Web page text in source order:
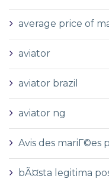
average price of
aviator
aviator brazil
aviator ng
Avis des mariГ©es
bÃ¤sta legitima